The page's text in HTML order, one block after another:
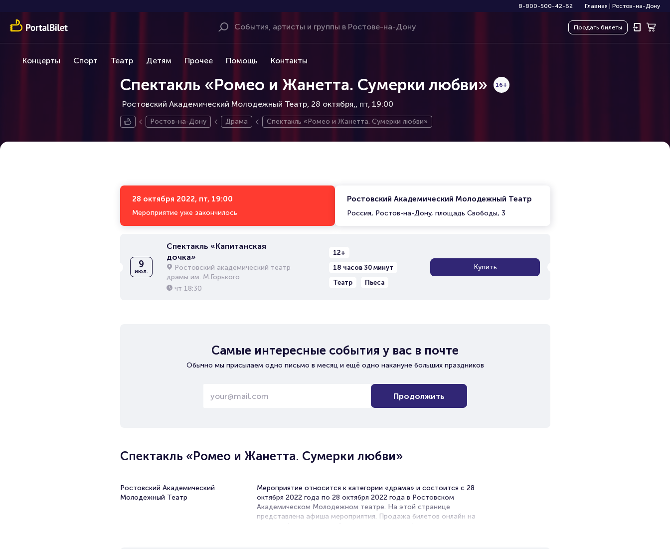
8-800-500-42-62 Главная Ростов-на-Дону
Продать билеты
Концерты Спорт Театр Детям Прочее Помощь Контакты
Спектакль «Ромео и Жанетта. Сумерки любви»
Ростовский Академический Молодежный Театр, 28 октября,
16+
пт, 19:00
Ростов-на-Дону Драма Спектакль «Ромео и Жанетта. Сумерки любви»
28 октября 2022, пт, 19:00
Мероприятие уже закончилось
Ростовский Академический Молодежный Театр
Россия, Ростов-на-Дону, площадь Свободы, 3
9
июл.
Спектакль «Капитанская
дочка»
Ростовский академический театр
драмы им. М.Горького
чт 18:30
12+
18 часов 30 минут
Театр
Пьеса
Купить
Самые интересные события у вас в почте
Обычно мы присылаем одно письмо в месяц и ещё одно накануне больших праздников
Продолжить
Спектакль «Ромео и Жанетта. Сумерки любви»
Ростовский Академический
Молодежный Театр
Мероприятие относится к категории «драма» и состоится с 28
октября 2022 года по 28 октября 2022 года в Ростовском
Академическом Молодежном театре. На этой странице
представлена афиша мероприятия. Продажа билетов онлайн на